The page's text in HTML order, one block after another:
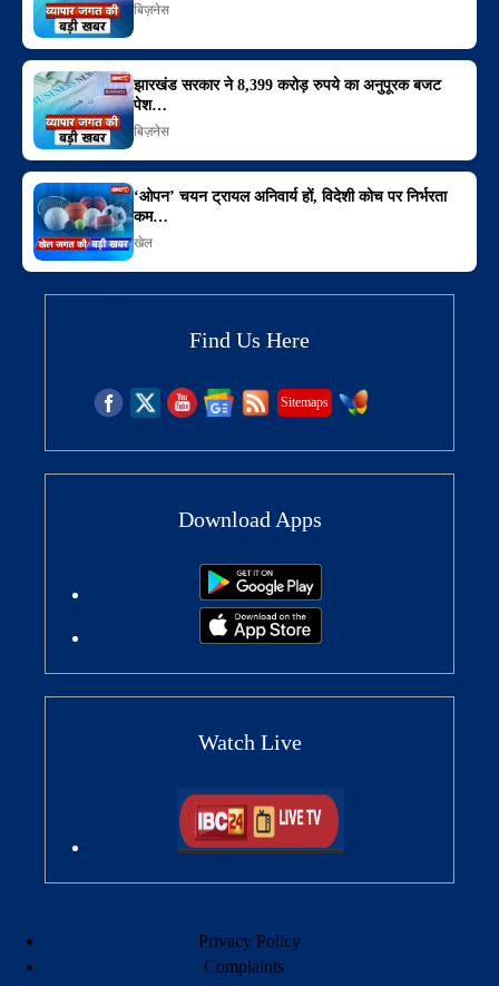
बिज़नेस
झारखंड सरकार ने 8,399 करोड़ रुपये का अनुपूरक बजट
पेश…
बिज़नेस
‘ओपन’ चयन ट्रायल अनिवार्य हों, विदेशी कोच पर निर्भरता
कम…
खेल
Find Us Here
Sitemaps
Download Apps
Watch Live
Privacy Policy
Complaints